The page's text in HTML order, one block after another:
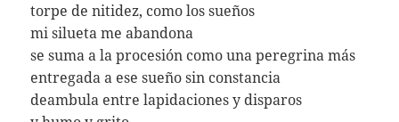
torpe de nitidez, como los sueños
mi silueta me abandona
se suma a la procesión como una peregrina más
entregada a ese sueño sin constancia
deambula entre lapidaciones y disparos